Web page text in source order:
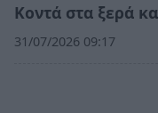
Κοντά στα ξερά
31/07/2026 09:17